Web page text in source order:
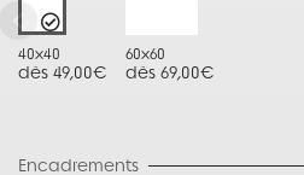
40x40
dès 49,00€
60x60
dès 69,00€
Encadrements